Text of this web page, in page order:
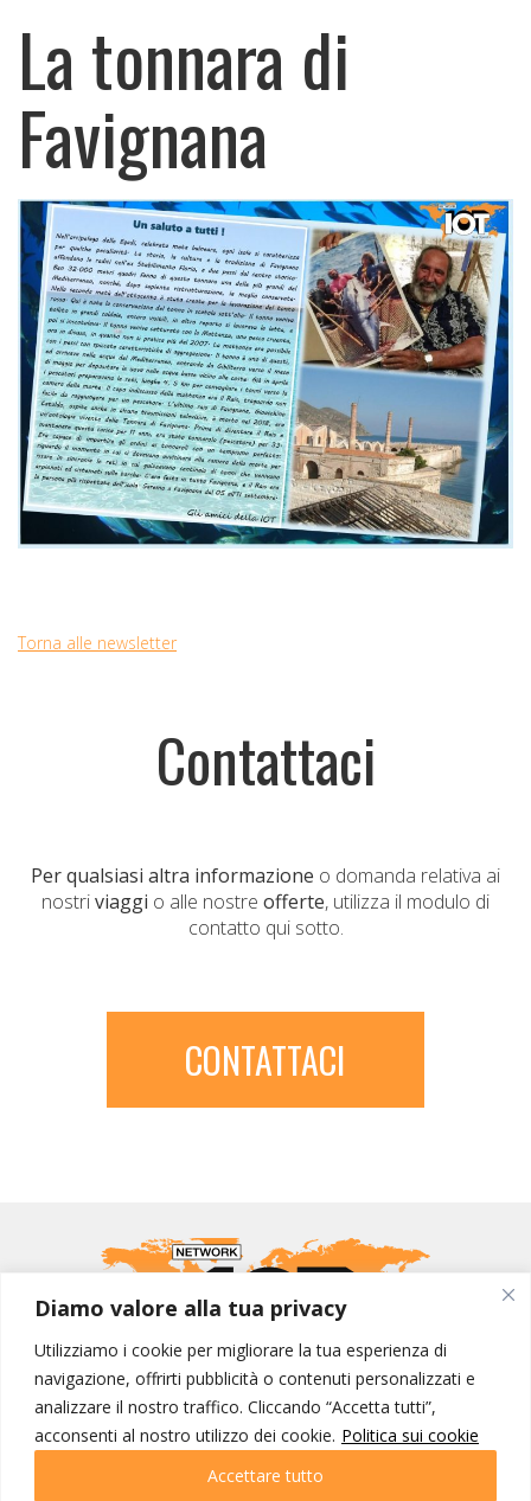
Diamo valore alla tua privacy
Utilizziamo i cookie per migliorare la tua esperienza di
navigazione, offrirti pubblicità o contenuti personalizzati e
analizzare il nostro traffico. Cliccando “Accetta tutti”,
acconsenti al nostro utilizzo dei cookie. Politica sui cookie
Accettare tutto
La tonnara di
Favignana
Torna alle newsletter
Contattaci
Per qualsiasi altra informazione o domanda relativa ai
nostriviaggi o alle nostre offerte, utilizza il modulo di
contatto qui sotto.
CONTATTACI
MONDO IOT VIAGGI
Corporate
Contatti